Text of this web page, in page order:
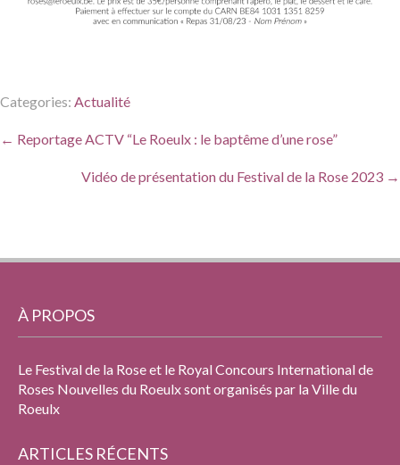
Categories: Actualité
Post
navigation
← Reportage ACTV “Le Roeulx : le baptême d’une rose”
Vidéo de présentation du Festival de la Rose 2023 →
À PROPOS
Le Festival de la Rose et le Royal Concours International de
Roses Nouvelles du Roeulx sont organisés par la Ville du
Roeulx
ARTICLES RÉCENTS